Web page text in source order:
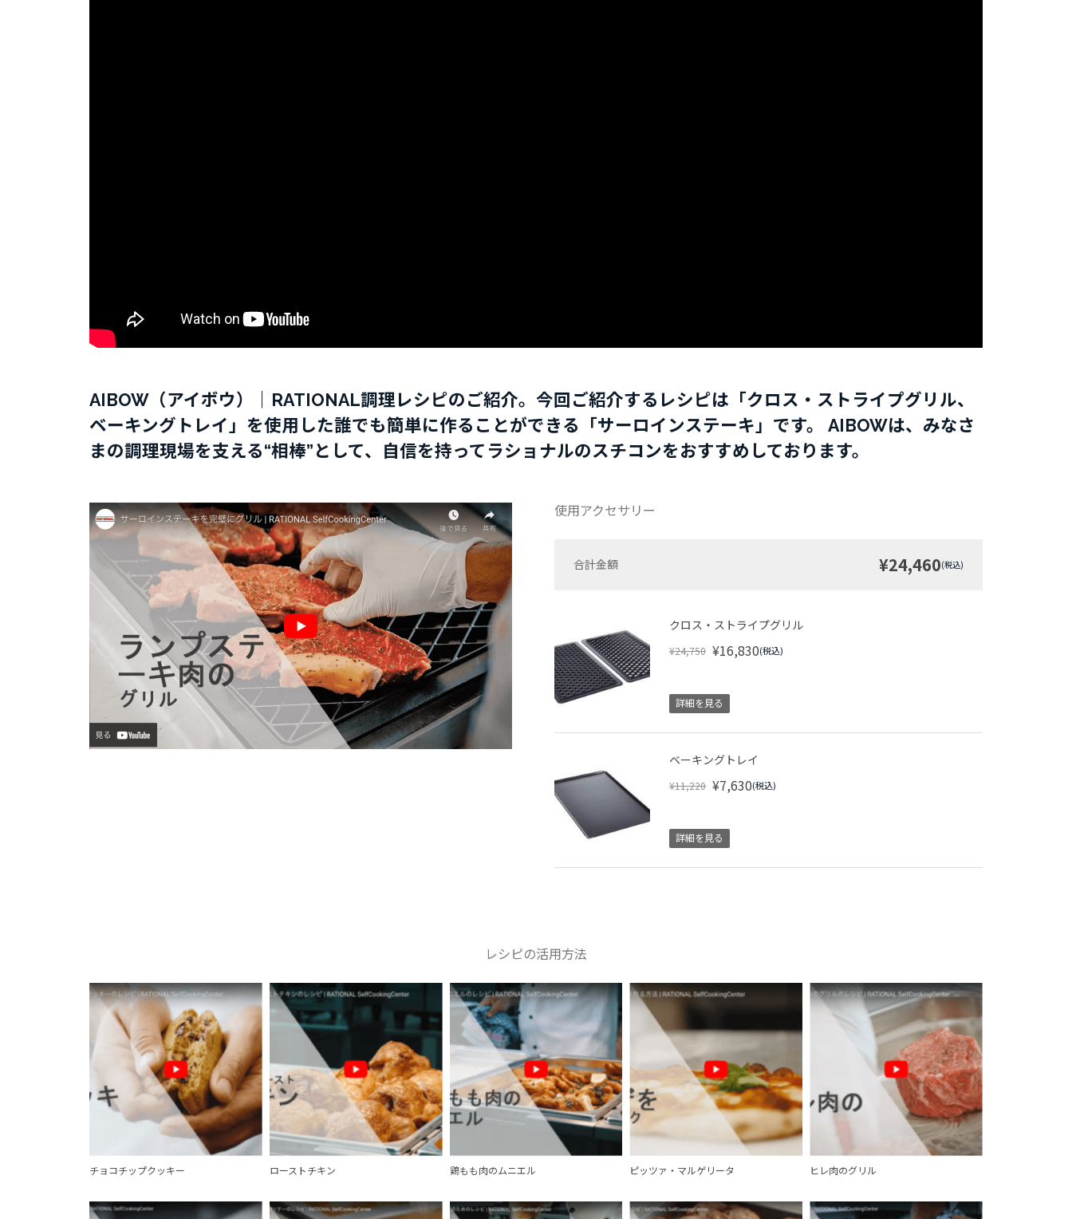
AIBOW（アイボウ）｜RATIONAL調理レシピのご紹介。今回ご紹介するレシピは「クロス・ストライプグリル、
ベーキングトレイ」を使用した誰でも簡単に作ることができる「サーロインステーキ」です。 AIBOWは、みなさ
まの調理現場を支える“相棒”として、自信を持ってラショナルのスチコンをおすすめしております。
使用アクセサリー
合計金額 ¥24,460(税込)
クロス・ストライプグリル
¥24,750 ¥16,830(税込)
詳細を見る
ベーキングトレイ
¥11,220 ¥7,630(税込)
詳細を見る
レシピの活用方法
チョコチップクッキー ローストチキン 鶏もも肉のムニエル ピッツァ・マルゲリータ ヒレ肉のグリル